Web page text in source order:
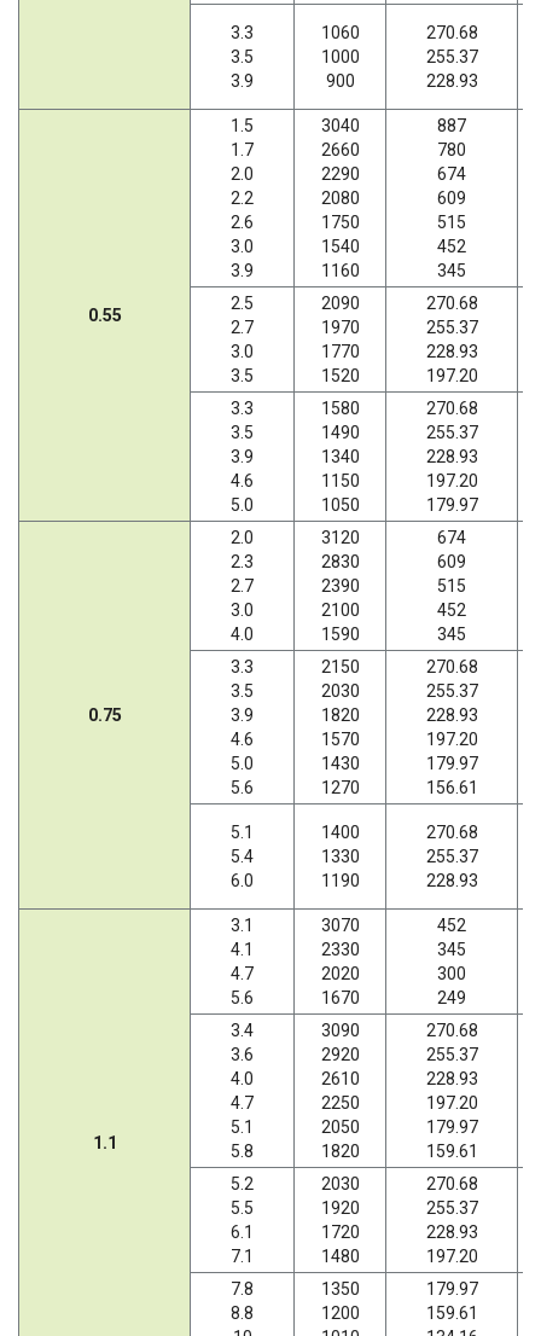
3.3
3.5
3.9
1060
1000
900
270.68
255.37
228.93
0.55
1.5
1.7
2.0
2.2
2.6
3.0
3.9
3040
2660
2290
2080
1750
1540
1160
887
780
674
609
515
452
345
2.5
2.7
3.0
3.5
2090
1970
1770
1520
270.68
255.37
228.93
197.20
3.3
3.5
3.9
4.6
5.0
1580
1490
1340
1150
1050
270.68
255.37
228.93
197.20
179.97
0.75
2.0
2.3
2.7
3.0
4.0
3120
2830
2390
2100
1590
674
609
515
452
345
3.3
3.5
3.9
4.6
5.0
5.6
2150
2030
1820
1570
1430
1270
270.68
255.37
228.93
197.20
179.97
156.61
5.1
5.4
6.0
1400
1330
1190
270.68
255.37
228.93
1.1
3.1
4.1
4.7
5.6
3070
2330
2020
1670
452
345
300
249
3.4
3.6
4.0
4.7
5.1
5.8
3090
2920
2610
2250
2050
1820
270.68
255.37
228.93
197.20
179.97
159.61
5.2
5.5
6.1
7.1
2030
1920
1720
1480
270.68
255.37
228.93
197.20
7.8
8.8
1350
1200
179.97
159.61